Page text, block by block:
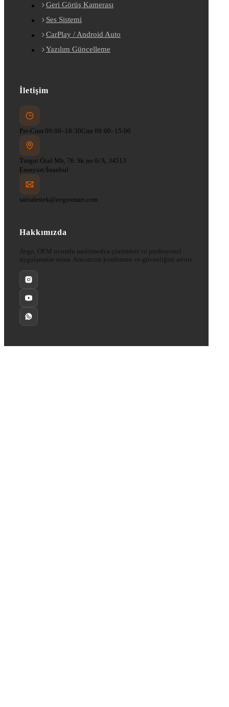
Geri Görüş Kamerası
Ses Sistemi
CarPlay / Android Auto
Yazılım Güncelleme
İletişim
Pzt-Cum 09:00–18:30Cmt 09:00–15:00
Turgut Özal Mh, 76. Sk no:6/A, 34513
Esenyurt/İstanbul
satisdestek@avgosmart.com
Hakkımızda
Avgo, OEM uyumlu multimedya çözümleri ve profesyonel
uygulamalar sunar. Aracınızın konforunu ve güvenliğini artırır.